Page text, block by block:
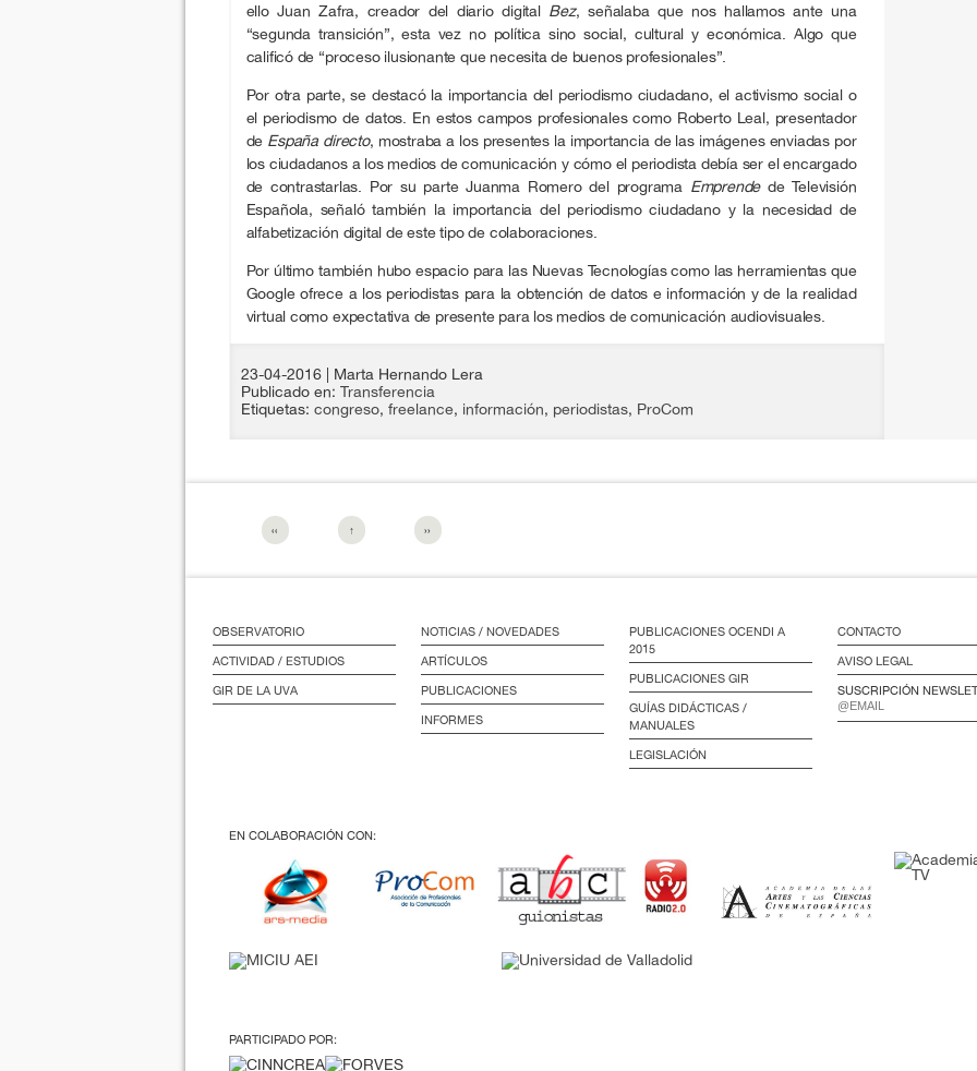
ello Juan Zafra, creador del diario digital Bez, señalaba que nos hallamos ante una
“segunda transición”, esta vez no política sino social, cultural y económica. Algo que
calificó de “proceso ilusionante que necesita de buenos profesionales”.
Por otra parte, se destacó la importancia del periodismo ciudadano, el activismo social o
el periodismo de datos. En estos campos profesionales como Roberto Leal, presentador
de España directo, mostraba a los presentes la importancia de las imágenes enviadas por
los ciudadanos a los medios de comunicación y cómo el periodista debía ser el encargado
de contrastarlas. Por su parte Juanma Romero del programa Emprendede Televisión
Española, señaló también la importancia del periodismo ciudadano y la necesidad de
alfabetización digital de este tipo de colaboraciones.
Por último también hubo espacio para las Nuevas Tecnologías como las herramientas que
Google ofrece a los periodistas para la obtención de datos e información y de la realidad
virtual como expectativa de presente para los medios de comunicación audiovisuales.
23-04-2016
| Marta Hernando Lera
Publicado en: Transferencia
Etiquetas: congreso, freelance, información, periodistas, ProCom
‹‹ ↑ ››
OBSERVATORIO
ACTIVIDAD / ESTUDIOS
GIR DE LA UVA
NOTICIAS / NOVEDADES
ARTÍCULOS
PUBLICACIONES
INFORMES
PUBLICACIONES OCENDI A
2015
PUBLICACIONES GIR
GUÍAS DIDÁCTICAS /
MANUALES
LEGISLACIÓN
CONTACTO
AVISO LEGAL
SUSCRIPCIÓN
EN COLABORACIÓN CON:
PARTICIPADO POR: